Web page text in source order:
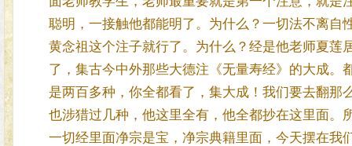
聪明，一接触他都能明了。为什么？一切法不离自
黄念祖这个注子就行了。为什么？经是他老师夏莲
了，集古今中外那些大德注《无量寿经》的大成
是两百多种，你全都看了，集大成！我们要去翻
也涉猎过几种，他这里全有，他全都抄在这里面。
一切经里面净宗是宝，净宗典籍里面，今天摆在我